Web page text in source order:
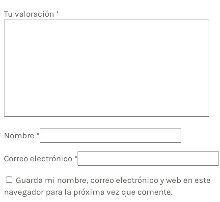
Tu valoración *
Nombre *
Correo electrónico *
Guarda mi nombre, correo electrónico y web en este
navegador para la próxima vez que comente.